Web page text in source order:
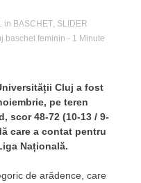
in BASCHET, SLIDER
baschet feminin - 1 Minute
Cluj a fost
pe teren
scor 48-72 (10-13 / 9-
care a contat pentru
Națională.
de arădence, care